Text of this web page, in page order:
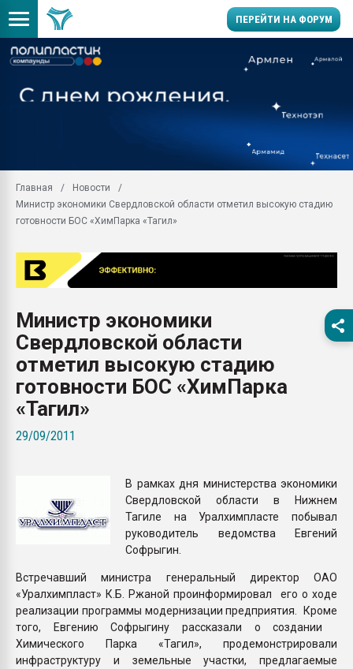
ПЕРЕЙТИ НА ФОРУМ
заводу пластмасс"
первый план в
28.07.2026
ситуацией на
Всё, что касается
бутылок
Главная
Новости
Министр экономики Свердловской области отметил высокую стадию
готовности БОС «ХимПарка «Тагил»
Министр экономики
Свердловской области
отметил высокую стадию
готовности БОС «ХимПарка
«Тагил»
29/09/2011
В рамках дня министерства экономики
Свердловской области в Нижнем
Тагиле на Уралхимпласте побывал
руководитель ведомства Евгений
Софрыгин.
Встречавший министра генеральный директор ОАО
«Уралхимпласт» К.Б. Ржаной проинформировал его о ходе
реализации программы модернизации предприятия. Кроме
того, Евгению Софрыгину рассказали о создании
Химического Парка «Тагил», продемонстрировали
инфраструктуру и земельные участки, предлагаемые